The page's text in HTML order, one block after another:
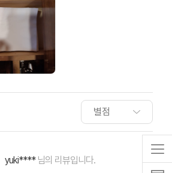
yuki****님의 리뷰입니다.